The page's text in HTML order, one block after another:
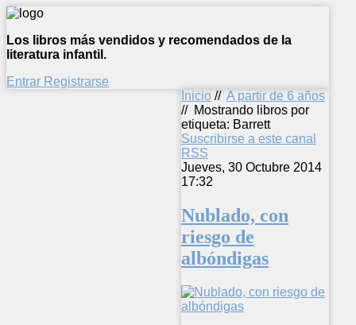
Los libros más vendidos y recomendados de la
literatura infantil.
Entrar Registrarse
Inicio // A partir de 6 años
// Mostrando libros por
etiqueta: Barrett
Suscribirse a este canal
RSS
Jueves, 30 Octubre 2014
17:32
Nublado, con
riesgo de
albóndigas